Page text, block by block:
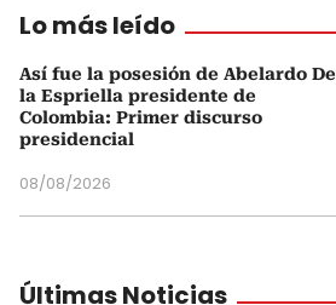
Lo más leído
Así fue la posesión de Abelardo De
la Espriella presidente de
Colombia: Primer discurso
presidencial
08/08/2026
Últimas Noticias